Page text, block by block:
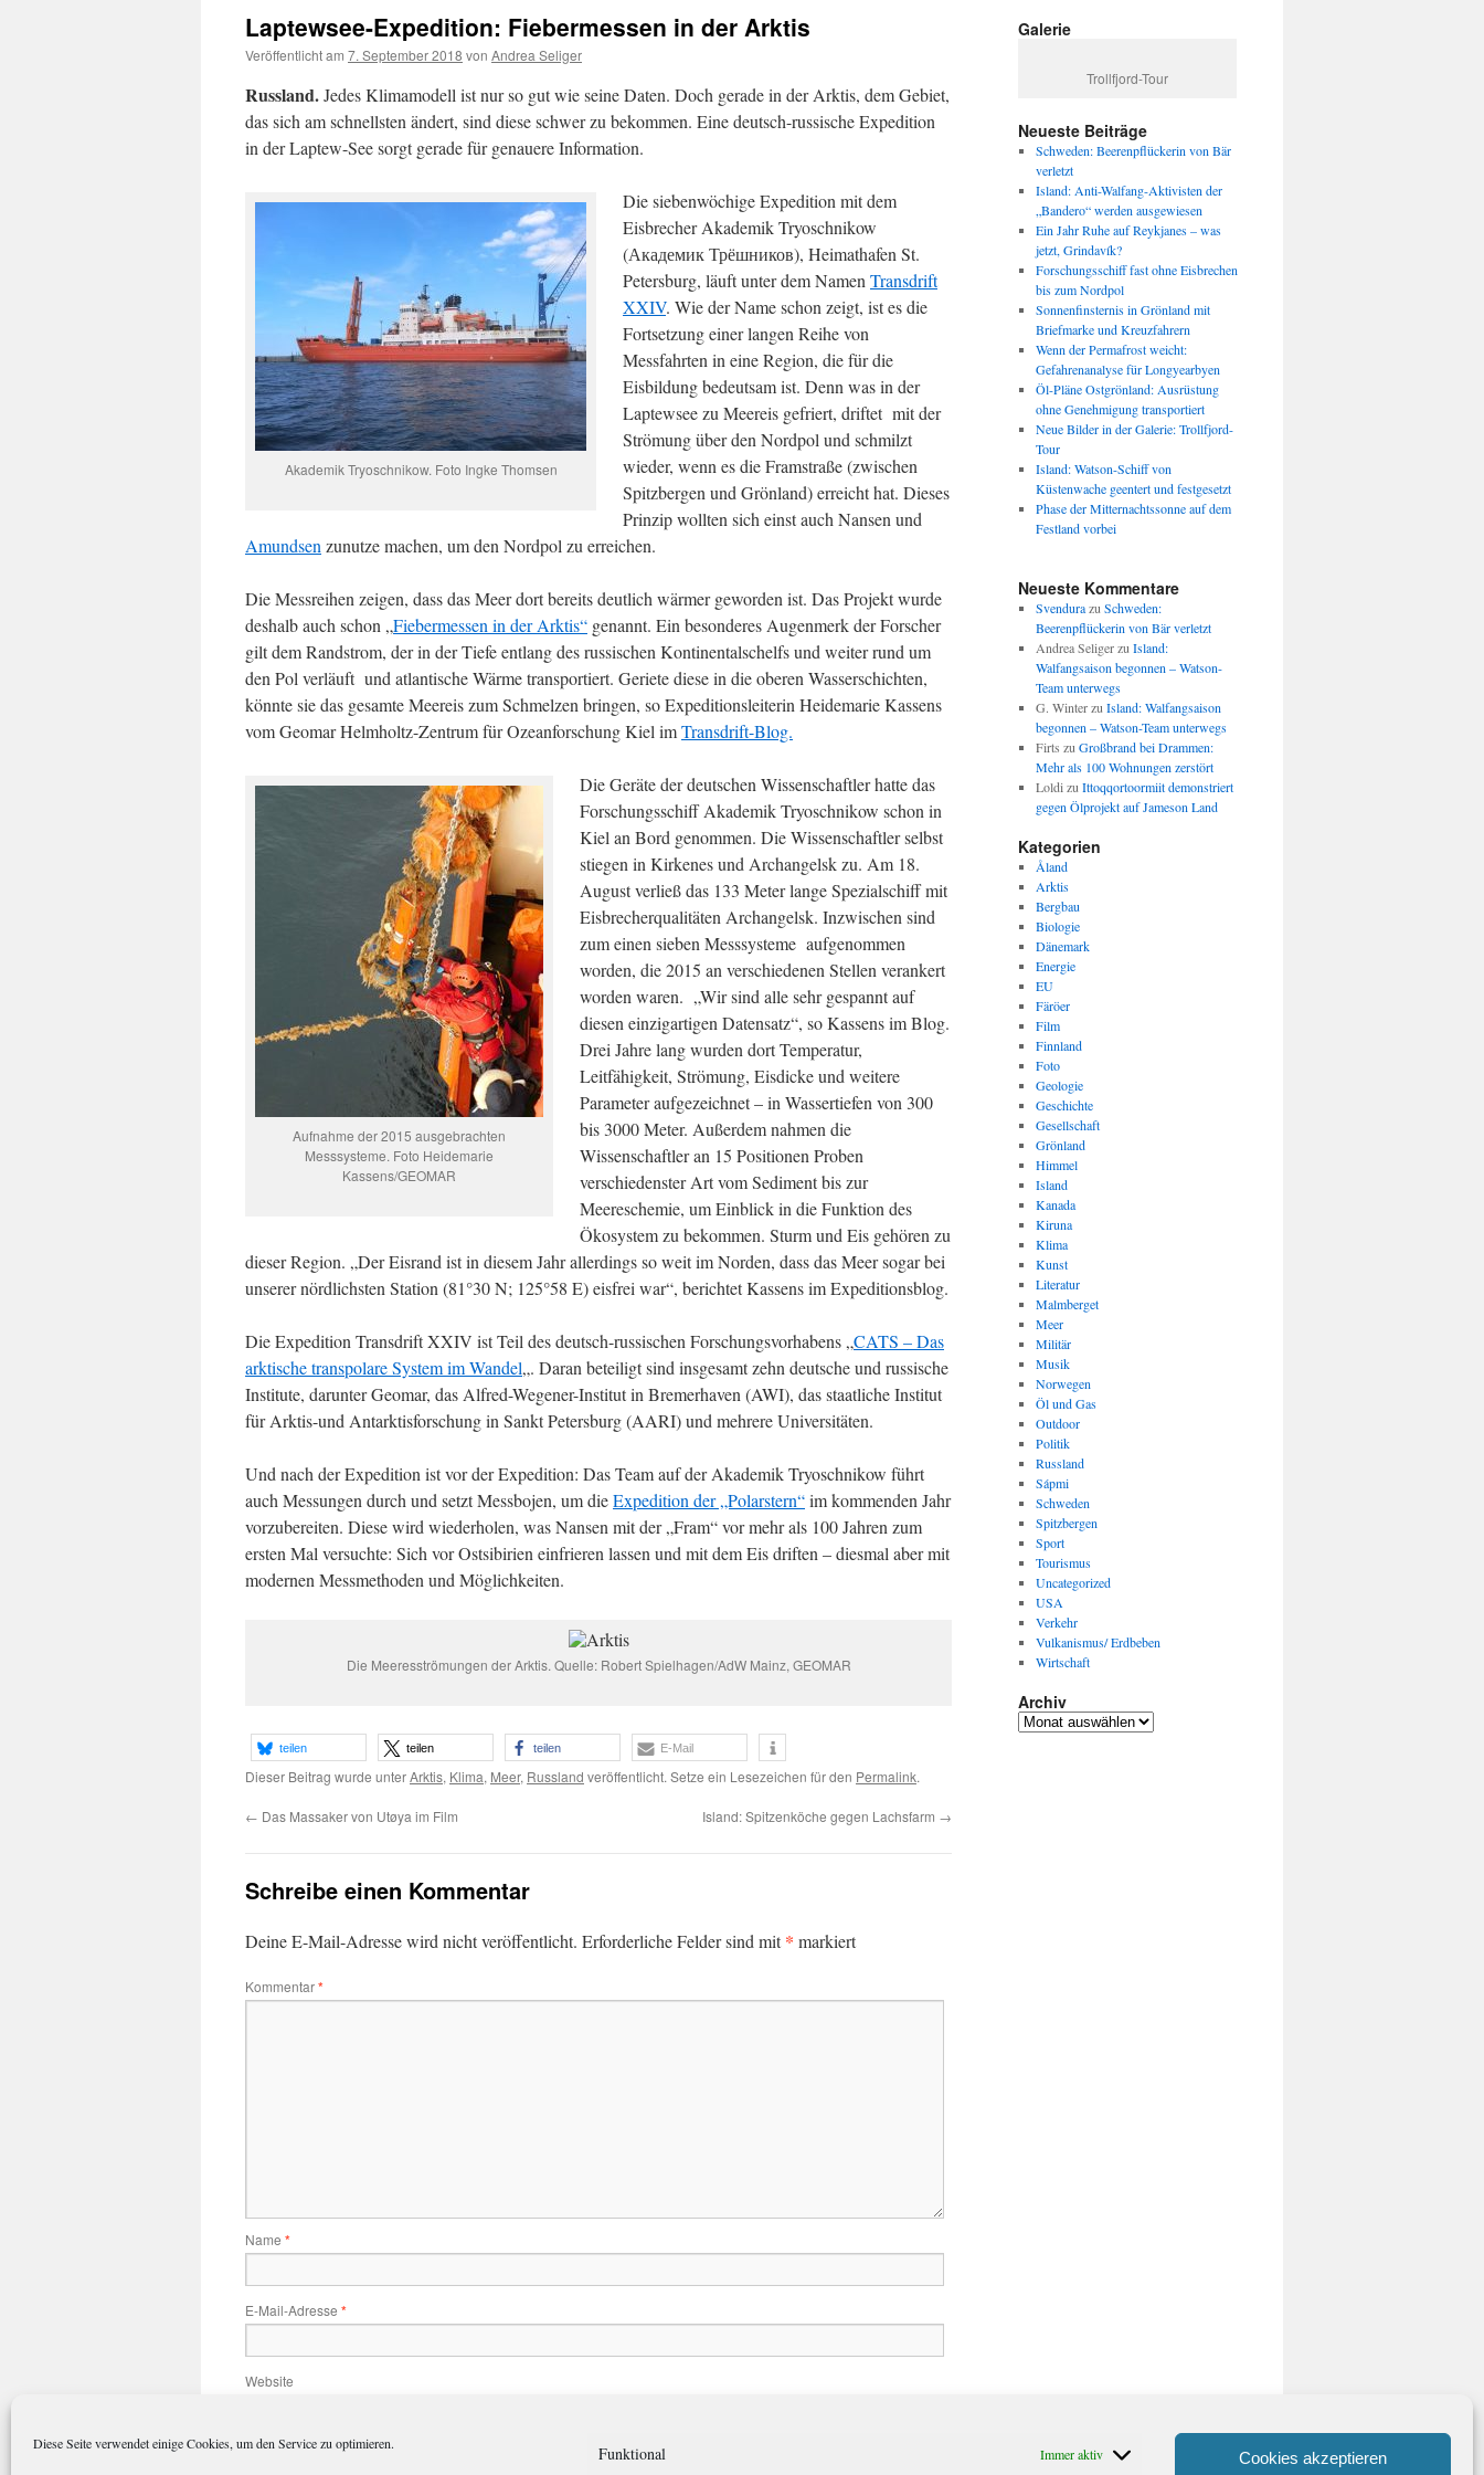
Diese Seite verwendet einige Cookies, um den Service zu optimieren. Funktional Immer aktiv Cookies akzeptieren
Laptewsee-Expedition: Fiebermessen in der Arktis
Veröffentlicht am 7. September 2018 von Andrea Seliger
Russland.Jedes Klimamodell ist nur so gut wie seine Daten. Doch gerade in der Arktis, dem Gebiet,
das sich am schnellsten ändert, sind diese schwer zu bekommen. Eine deutsch-russische Expedition
in der Laptew-See sorgt gerade für genauere Information.
Akademik Tryoschnikow. Foto Ingke Thomsen
Die siebenwöchige Expedition mit dem
Eisbrecher Akademik Tryoschnikow
(Академик Трёшников), Heimathafen St.
Petersburg, läuft unter dem Namen Transdrift
XXIV. Wie der Name schon zeigt, ist es die
Fortsetzung einer langen Reihe von
Messfahrten in eine Region, die für die
Eisbildung bedeutsam ist. Denn was in der
Laptewsee zu Meereis gefriert, driftet mit der
Strömung über den Nordpol und schmilzt
wieder, wenn es die Framstraße (zwischen
Spitzbergen und Grönland) erreicht hat. Dieses
Prinzip wollten sich einst auch Nansen und
Amundsen zunutze machen, um den Nordpol zu erreichen.
Die Messreihen zeigen, dass das Meer dort bereits deutlich wärmer geworden ist. Das Projekt wurde
deshalb auch schon „Fiebermessen in der Arktis“ genannt. Ein besonderes Augenmerk der Forscher
gilt dem Randstrom, der in der Tiefe entlang des russischen Kontinentalschelfs und weiter rund um
den Pol verläuft und atlantische Wärme transportiert. Geriete diese in die oberen Wasserschichten,
könnte sie das gesamte Meereis zum Schmelzen bringen, so Expeditionsleiterin Heidemarie Kassens
vom Geomar Helmholtz-Zentrum für Ozeanforschung Kiel imTransdrift-Blog.
Aufnahme der 2015 ausgebrachten
Messsysteme. Foto Heidemarie
Kassens/GEOMAR
Die Geräte der deutschen Wissenschaftler hatte das
Forschungsschiff Akademik Tryoschnikow schon in
Kiel an Bord genommen. Die Wissenschaftler selbst
stiegen in Kirkenes und Archangelsk zu. Am 18.
August verließ das 133 Meter lange Spezialschiff mit
Eisbrecherqualitäten Archangelsk. Inzwischen sind
zum einen sieben Messsysteme aufgenommen
worden, die 2015 an verschiedenen Stellen verankert
worden waren. „Wir sind alle sehr gespannt auf
diesen einzigartigen Datensatz“, so Kassens im Blog.
Drei Jahre lang wurden dort Temperatur,
Leitfähigkeit, Strömung, Eisdicke und weitere
Parameter aufgezeichnet – in Wassertiefen von 300
bis 3000 Meter. Außerdem nahmen die
Wissenschaftler an 15 Positionen Proben
verschiedenster Art vom Sediment bis zur
Meereschemie, um Einblick in die Funktion des
Ökosystem zu bekommen. Sturm und Eis gehören zu
dieser Region. „Der Eisrand ist in diesem Jahr allerdings so weit im Norden, dass das Meer sogar bei
unserer nördlichsten Station (81°30 N; 125°58 E) eisfrei war“, berichtet Kassens im Expeditionsblog.
Die Expedition Transdrift XXIV ist Teil des deutsch-russischen Forschungsvorhabens „CATS – Das
arktische transpolare System im Wandel„. Daran beteiligt sind insgesamt zehn deutsche und russische
Institute, darunter Geomar, das Alfred-Wegener-Institut in Bremerhaven (AWI), das staatliche Institut
für Arktis-und Antarktisforschung in Sankt Petersburg (AARI) und mehrere Universitäten.
Und nach der Expedition ist vor der Expedition: Das Team auf der Akademik Tryoschnikow führt
auch Messungen durch und setzt Messbojen, um dieExpedition der „Polarstern“im kommenden Jahr
vorzubereiten. Diese wird wiederholen, was Nansen mit der „Fram“ vor mehr als 100 Jahren zum
ersten Mal versuchte: Sich vor Ostsibirien einfrieren lassen und mit dem Eis driften – diesmal aber mit
modernen Messmethoden und Möglichkeiten.
Die Meeresströmungen der Arktis. Quelle: Robert Spielhagen/AdW Mainz, GEOMAR
teilen teilen teilen E-Mail
Dieser Beitrag wurde unterArktis, Klima, Meer, Russland veröffentlicht. Setze ein Lesezeichen für den Permalink.
← Das Massaker von Utøya im Film Island: Spitzenköche gegen Lachsfarm →
Schreibe einen Kommentar
Deine E-Mail-Adresse wird nicht veröffentlicht. Erforderliche Felder sind mit* markiert
Kommentar*
Name *
E-Mail-Adresse *
Website
Name, E-Mail-Adresse und Website in diesem Browser für meinen nächsten Kommentar speichern.
Galerie
Trollfjord-Tour
Neueste Beiträge
Schweden: Beerenpflückerin von Bär
verletzt
Island: Anti-Walfang-Aktivisten der
„Bandero“ werden ausgewiesen
Ein Jahr Ruhe auf Reykjanes – was
jetzt, Grindavík?
Forschungsschiff fast ohne Eisbrechen
bis zum Nordpol
Sonnenfinsternis in Grönland mit
Briefmarke und Kreuzfahrern
Wenn der Permafrost weicht:
Gefahrenanalyse für Longyearbyen
Öl-Pläne Ostgrönland: Ausrüstung
ohne Genehmigung transportiert
Neue Bilder in der Galerie: Trollfjord-
Tour
Island: Watson-Schiff von
Küstenwache geentert und festgesetzt
Phase der Mitternachtssonne auf dem
Festland vorbei
Neueste Kommentare
Svendurazu Schweden:
Beerenpflückerin von Bär verletzt
Andrea Seligerzu Island:
Walfangsaison begonnen – Watson-
Team unterwegs
G. Winterzu Island: Walfangsaison
begonnen – Watson-Team unterwegs
Firts zu Großbrand bei Drammen:
Mehr als 100 Wohnungen zerstört
Loldi zu Ittoqqortoormiit demonstriert
gegen Ölprojekt auf Jameson Land
Kategorien
Åland
Arktis
Bergbau
Biologie
Dänemark
Energie
EU
Färöer
Film
Finnland
Foto
Geologie
Geschichte
Gesellschaft
Grönland
Himmel
Island
Kanada
Kiruna
Klima
Kunst
Literatur
Malmberget
Meer
Militär
Musik
Norwegen
Öl und Gas
Outdoor
Politik
Russland
Sápmi
Schweden
Spitzbergen
Sport
Tourismus
Uncategorized
USA
Verkehr
Vulkanismus/ Erdbeben
Wirtschaft
Archiv
Archiv